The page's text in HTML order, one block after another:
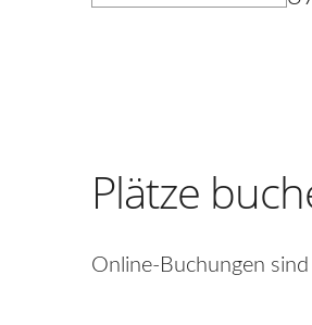
Plätze
Online-Buchungen